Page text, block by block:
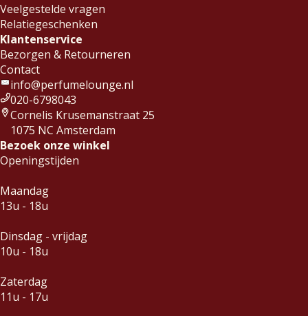
Veelgestelde vragen
Relatiegeschenken
Klantenservice
Bezorgen & Retourneren
Contact
info@perfumelounge.nl
020-6798043
Cornelis Krusemanstraat 25
1075 NC Amsterdam
Bezoek onze winkel
Openingstijden
Maandag
13u - 18u
Dinsdag - vrijdag
10u - 18u
Zaterdag
11u - 17u